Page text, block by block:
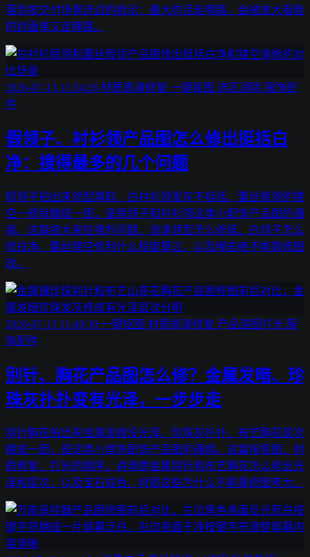
落到按交付场景选边的结论：量大的活走哪路，会被放大看脸
的封面单又走哪路。
2026-07-13 11:54:26 材质高清修复 一键抠图 选区消除 服饰配
件
假领子、衬衫领产品图怎么修出挺括白
净：搜得最多的几个问题
假领子拍出来领型塌软、白衬衫领发灰不挺括、蕾丝假领的镂
空一修就糊成一团，是假领子和衬衫领这类小配饰产品图的通
病。这篇按大家在搜的问题，说清领型怎么修挺、白领子怎么
修白净、蕾丝镂空修到什么程度算过，以及哪些绝不能靠修图
改。
2026-07-13 11:49:30 一键抠图 材质高清修复 产品溶图打光 服
饰配件
别针、胸花产品图怎么修？金属发暗、珍
珠灰扑扑变有光泽，一步步走
别针胸花拍出来金属发暗没光泽、珍珠灰扑扑、布艺胸花层次
糊成一团，是这类小首饰配饰产品图的通病。这篇按抠图、材
质修复、打光的顺序，讲清楚金属别针和布艺胸花怎么修出光
泽和层次，以及宝石成色、材质这些为什么不能靠修图夸大。